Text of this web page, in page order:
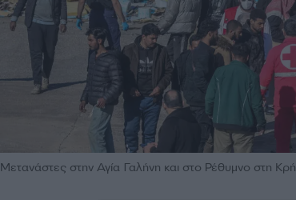
Μετανάστες στην Αγία Γαλήνη και στο Ρέθυμνο στη